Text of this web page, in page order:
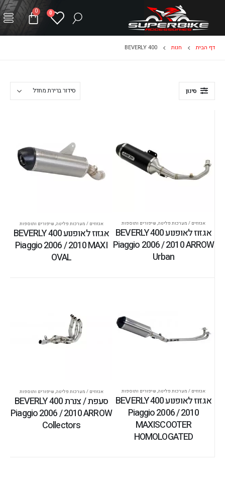
0
0
דף הבית חנות BEVERLY 400
סינון
אגזוזים / מערכות פליטה, שיפורים ותוספות
אגזוז לאופנוע BEVERLY 400
Piaggio 2006 / 2010 ARROW
Urban
אגזוזים / מערכות פליטה, שיפורים ותוספות
אגזוז לאופנוע BEVERLY 400
Piaggio 2006 / 2010 MAXI
OVAL
אגזוזים / מערכות פליטה, שיפורים ותוספות
אגזוז לאופנוע BEVERLY 400
Piaggio 2006 / 2010
MAXISCOOTER
HOMOLOGATED
אגזוזים / מערכות פליטה, שיפורים ותוספות
סעפת / צנרת BEVERLY 400
Piaggio 2006 / 2010 ARROW
Collectors